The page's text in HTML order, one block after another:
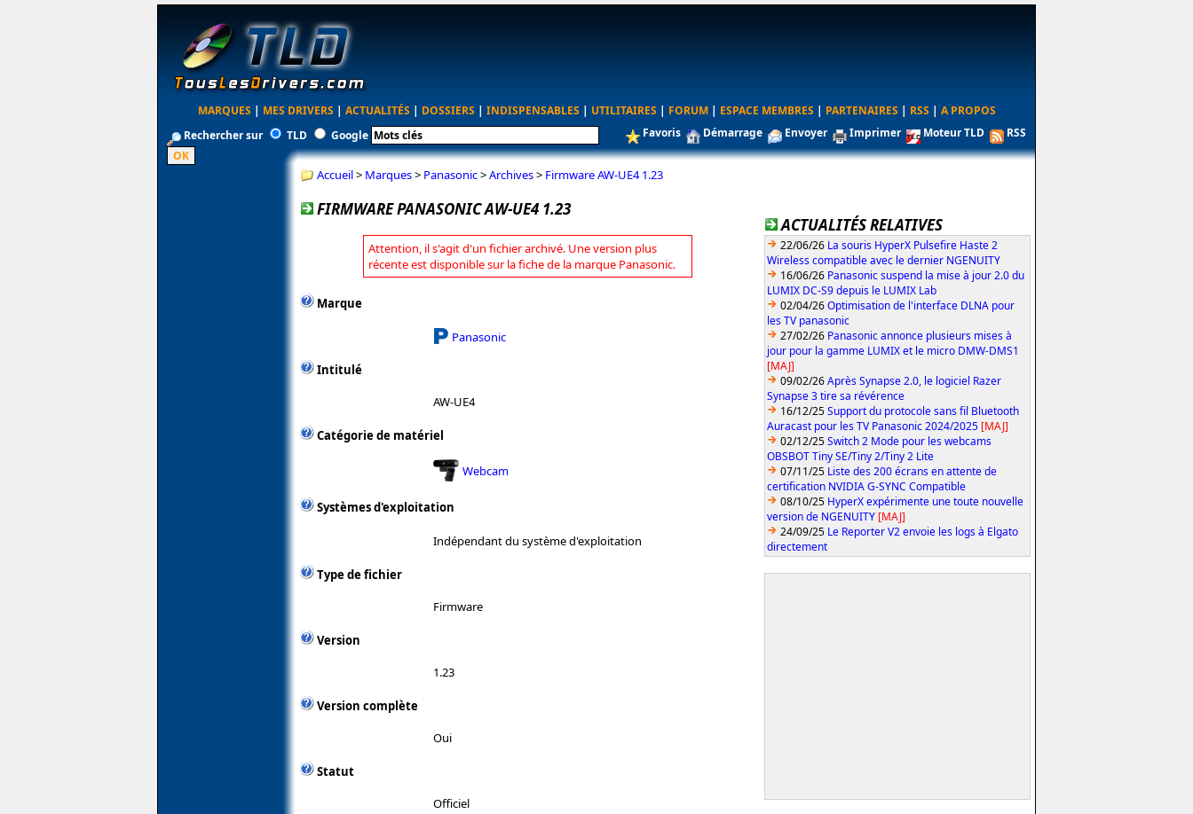
MARQUES | MES DRIVERS | ACTUALITÉS | DOSSIERS | INDISPENSABLES | UTILITAIRES | FORUM | ESPACE MEMBRES | PARTENAIRES | RSS | A PROPOS
Rechercher sur
TLD Google Favoris Démarrage Envoyer Imprimer Moteur TLD RSS
Accueil> Marques> Panasonic>Archives> Firmware AW-UE4 1.23
FIRMWARE PANASONIC AW-UE4 1.23
Attention, il s'agit d'un fichier archivé. Une version plus
récente est disponible sur la fiche de la marque Panasonic.
Marque
Panasonic
Intitulé
AW-UE4
Catégorie de matériel
Webcam
Systèmes d'exploitation
Indépendant du système d'exploitation
Type de fichier
Firmware
Version
1.23
Version complète
Oui
Statut
Officiel
ACTUALITÉS RELATIVES
22/06/26 La souris HyperX Pulsefire Haste 2
Wireless compatible avec le dernier NGENUITY
16/06/26 Panasonic suspend la mise à jour 2.0 du
LUMIX DC-S9 depuis le LUMIX Lab
02/04/26Optimisation de l'interface DLNA pour
les TV panasonic
27/02/26 Panasonic annonce plusieurs mises à
jour pour la gamme LUMIX et le micro DMW-DMS1
[MAJ]
09/02/26Après Synapse 2.0, le logiciel Razer
Synapse 3 tire sa révérence
16/12/25Support du protocole sans fil Bluetooth
Auracast pour les TV Panasonic 2024/2025 [MAJ]
02/12/25Switch 2 Mode pour les webcams
OBSBOT Tiny SE/Tiny 2/Tiny 2 Lite
07/11/25 Liste des 200 écrans en attente de
certification NVIDIA G-SYNC Compatible
08/10/25 HyperX expérimente une toute nouvelle
version de NGENUITY [MAJ]
24/09/25 Le Reporter V2 envoie les logs à Elgato
directement